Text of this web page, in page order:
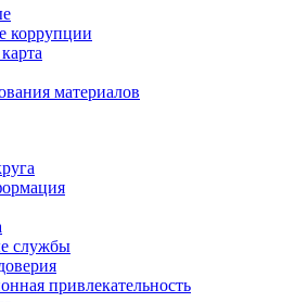
коррупции
материалов
службы
привлекательность